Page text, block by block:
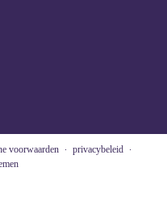
voorwaarden
privacybeleid